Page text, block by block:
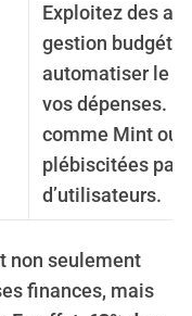
Exploitez des
gestion
automatiser le
vos dépenses.
comme Mint ou
plébiscitées par
d’utilisateurs.
non seulement
finances, mais